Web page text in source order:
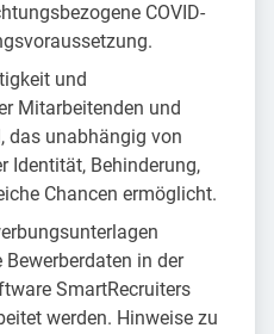
COVID-
und
Mitarbeitenden und
das unabhängig von
Identität, Behinderung,
Chancen ermöglicht.
in der
SmartRecruiters
werden. Hinweise zu